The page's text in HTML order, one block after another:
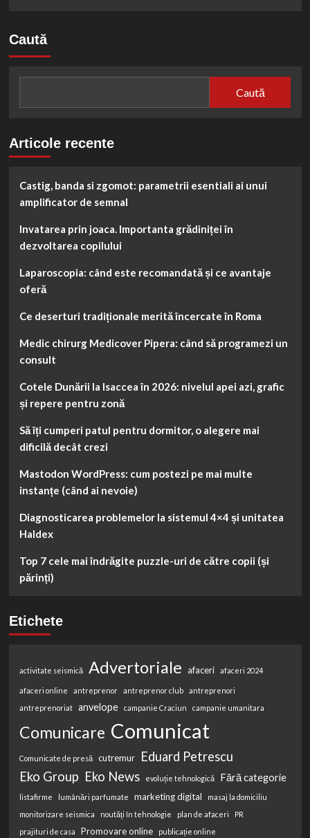
Caută
Caută
Articole recente
Castig, banda si zgomot: parametrii esentiali ai unui
amplificator de semnal
Invatarea prin joaca. Importanta grădiniței în
dezvoltarea copilului
Laparoscopia: când este recomandată și ce avantaje
oferă
Ce deserturi tradiționale merită încercate în Roma
Medic chirurg Medicover Pipera: când să programezi un
consult
Cotele Dunării la Isaccea în 2026: nivelul apei azi, grafic
și repere pentru zonă
Să îți cumperi patul pentru dormitor, o alegere mai
dificilă decât crezi
Mastodon WordPress: cum postezi pe mai multe
instanțe (când ai nevoie)
Diagnosticarea problemelor la sistemul 4×4 și unitatea
Haldex
Top 7 cele mai îndrăgite puzzle-uri de către copii (și
părinți)
Etichete
activitate seismică Advertoriale afaceri afaceri 2024
afaceri online antreprenor antreprenor club
antreprenori
antreprenoriat
anvelope campanie Craciun campanie umanitara
Comunicare Comunicat
Comunicate de presă cutremur
Eduard Petrescu
Eko Group Eko News evoluție tehnologică Fără categorie
listafirme lumânări parfumate marketing digital
masaj la domiciliu
monitorizare seismica
noutăți în tehnologie plan de afaceri
PR
prajituri de casa
Promovare online publicație online